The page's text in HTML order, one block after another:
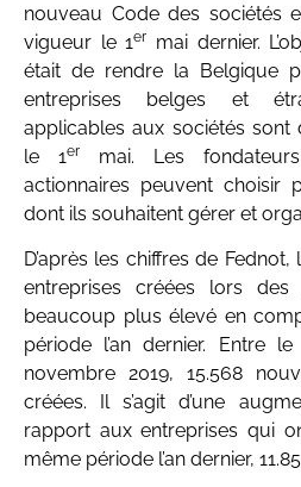
nouveau Code des sociétés
vigueur le 1er
mai dernier.
était de rendre la Belgique
entreprises belges et
applicables aux sociétés sont
le 1er
mai. Les
actionnaires peuvent choisir
dont ils souhaitent gérer et
D’après les chiffres de
entreprises créées lors
beaucoup plus élevé en
période l’an dernier. Entre
novembre 2019, 15.568
créées. Il s’agit d’une
rapport aux entreprises qui
même période l’an dernier,